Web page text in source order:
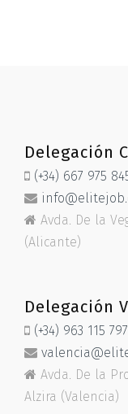
Delegación
(+34) 667 975
Avda. De la
(Alicante)
Delegación
(+34) 963 115 797
Avda. De la
Alzira (Valencia)